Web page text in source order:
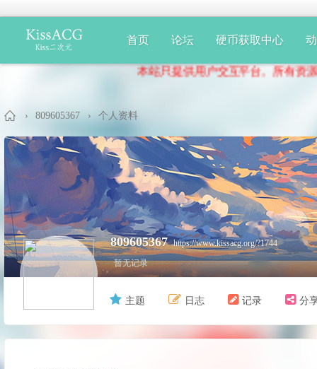
首页 论坛 硬币获取中心
本站只提供用户交互平台。所有资源均
Ki
› 809605367 › 个人资料
809605367 https://www.kissacg.org/?1744
暂无记录
主题 日志 记录 分